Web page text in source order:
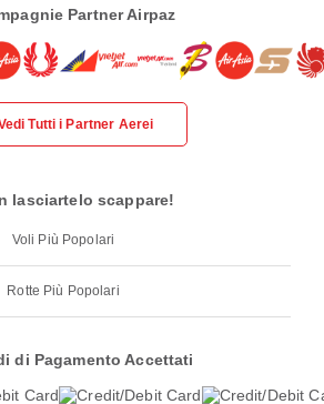
Partner Airpaz
Tutti i Partner Aerei
lasciartelo scappare!
Voli Più Popolari
Rotte Più Popolari
di Pagamento Accettati